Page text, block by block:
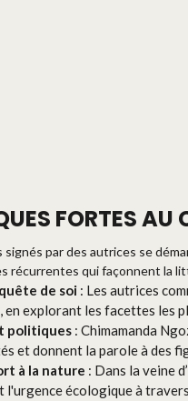
FORTES AU
signés par des autrices se
récurrentes qui façonnent la
de soi : Les autrices
en explorant les facettes les
politiques : Chimamanda
et donnent la parole à des
à la nature : Dans la veine
écologique à